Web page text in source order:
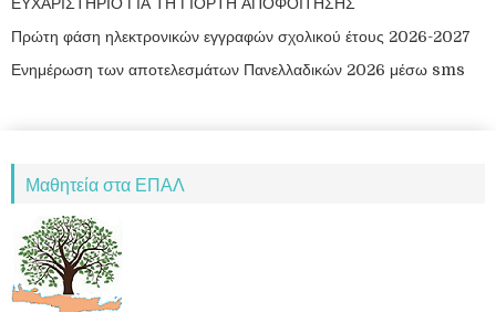
Πρώτη φάση ηλεκτρονικών εγγραφών σχολικού έτους 2026-2027
Ενημέρωση των αποτελεσμάτων Πανελλαδικών 2026 μέσω sms
Μαθητεία στα ΕΠΑΛ